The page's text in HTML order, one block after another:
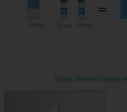
Vous aimerez peut-